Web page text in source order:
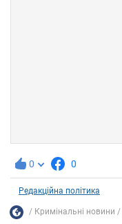
0 0
Редакційна політика
Кримінальні новини